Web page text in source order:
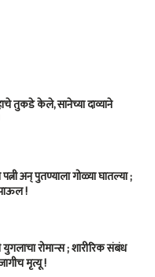
तुकडे केले, सानेच्या दाव्याने
अन् पुतण्याला गोळ्या घातल्या ;
!
रोमान्स ; शारीरिक संबंध
मृत्यू !